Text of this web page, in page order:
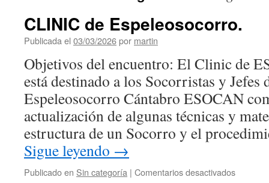
CLINIC de Espeleosocorro.
Publicada el 03/03/2026por martin
Objetivos del encuentro: El Clinic de
está destinado a los Socorristas y Jefes
Espeleosocorro Cántabro ESOCAN
actualización de algunas técnicas y
estructura de un Socorro y el
Sigue leyendo →
Publicado en Sin categoría | Comentarios desactivadosen